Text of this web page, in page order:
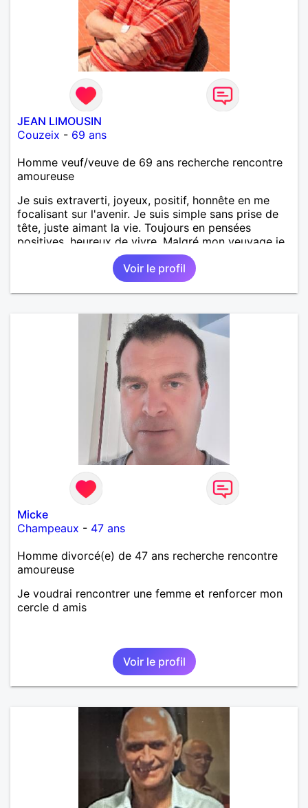
JEAN LIMOUSIN
Couzeix - 69 ans
Homme veuf/veuve de 69 ans recherche rencontre
amoureuse
Je suis extraverti, joyeux, positif, honnête en me
focalisant sur l'avenir. Je suis simple sans prise de
tête, juste aimant la vie. Toujours en pensées
positives, heureux de vivre. Malgré mon veuvage je
me tourne vers l'avenir pour une deuxième vie
intense, remplie de joie, de tendresse et pourquoi
pas par la suite d'amour. Déjà dans un premier
temps, se connaître, puis s'apprécier et ensuite
d'étude, je ne me prends pas la tête sur ce niveau.
Mon meilleurs diplôme étant le CEP certificat
d'étude primaire. Avec ce diplôme on sait que je
sais lire, écrire et compter. En raison de mes
principes je ne corresponds pas avec les
demoiselles approchant les moins de 60 ans
Voir le profil
Micke
Champeaux - 47 ans
Homme divorcé(e) de 47 ans recherche rencontre
amoureuse
Je voudrai rencontrer une femme et renforcer mon
cercle d amis
Voir le profil